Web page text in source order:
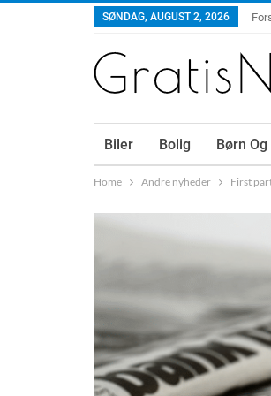
SØNDAG, AUGUST 2, 2026
Biler Bolig Børn
Home Andre nyheder First